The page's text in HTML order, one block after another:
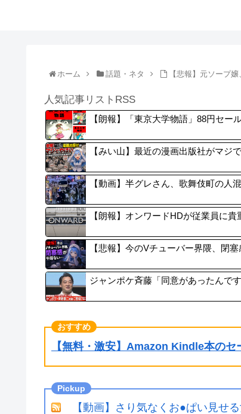
ホーム 話題・ネタ 【悲報】元ソープ
人気記事リストRSS
【朗報】「東京大学物語」88円セー
【みい山】最近の漫画出版社がマジ
【動画】半グレさん、歌舞伎町の人
【朗報】オンワードHDが従業員に
【悲報】今のVチューバー界隈、閉
ジャンポケ斉藤「同意があったん
【無料・激安】Amazon Kindle本のセ
【動画】さり気なくお●ぱい見せ